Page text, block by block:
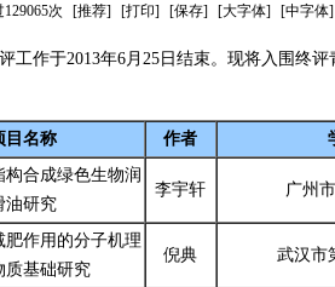
次 [推荐] [打印] [保存] [大字体] [中字体]
作于2013年6月25日结束。现将入围终评
目名称 作者
构合成绿色生物润
油研究
李宇轩 广州
肥作用的分子机理
质基础研究
倪典 武汉市